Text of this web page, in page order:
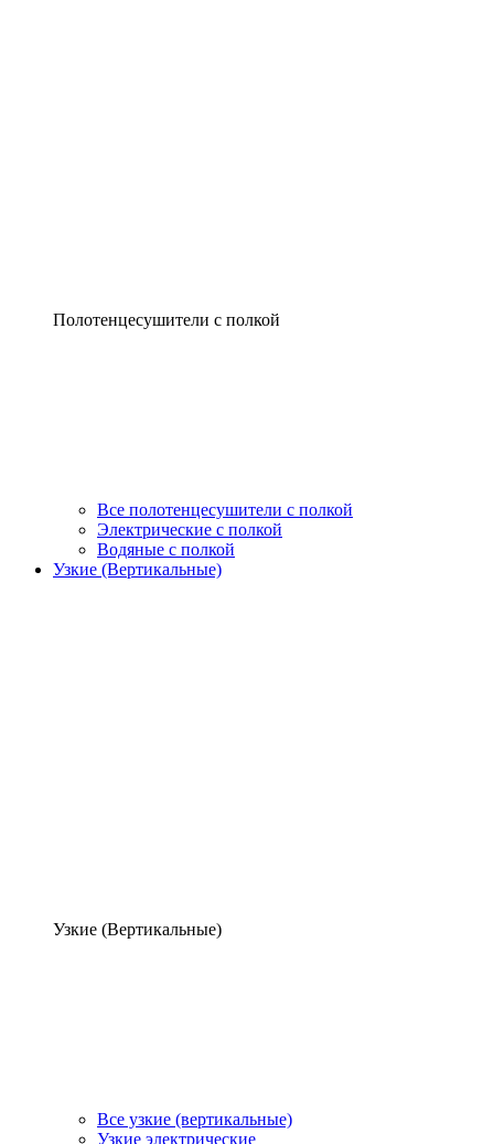
Полотенцесушители с полкой
Все полотенцесушители с полкой
Электрические с полкой
Водяные с полкой
Узкие (Вертикальные)
Узкие (Вертикальные)
Все узкие (вертикальные)
Узкие электрические